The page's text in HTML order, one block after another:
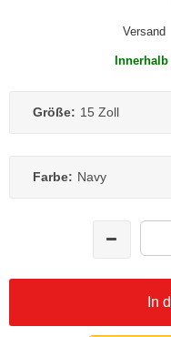
Versand
Innerhalb
Größe: 15 Zoll
Farbe: Navy
In